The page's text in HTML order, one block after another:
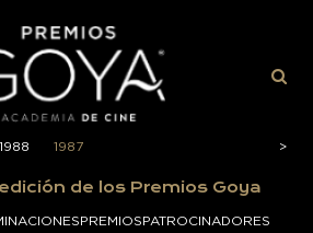
1988 1987 >
>
edición de los Premios Goya
PREMIOSPATROCINADORES